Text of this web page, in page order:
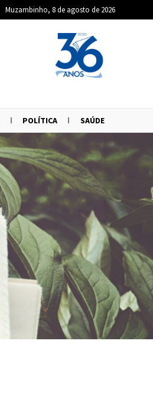
Muzambinho, 8 de agosto de 2026
POLÍTICA SAÚDE